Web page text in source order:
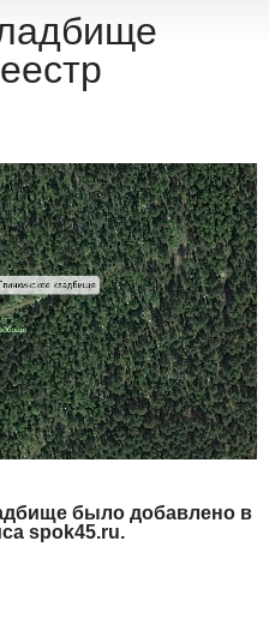
было добавлено в
spok45.ru.